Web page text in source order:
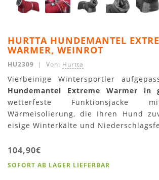
HURTTA HUNDEMANTEL
WARMER, WEINROT
HU2309 | Von: Hurtta
Vierbeinige Wintersportler
Hundemantel Extreme Warmer in
wetterfeste Funktionsjacke
Wärmeisolierung, die Ihren Hund
eisige Winterkälte und
104,90€
SOFORT AB LAGER LIEFERBAR